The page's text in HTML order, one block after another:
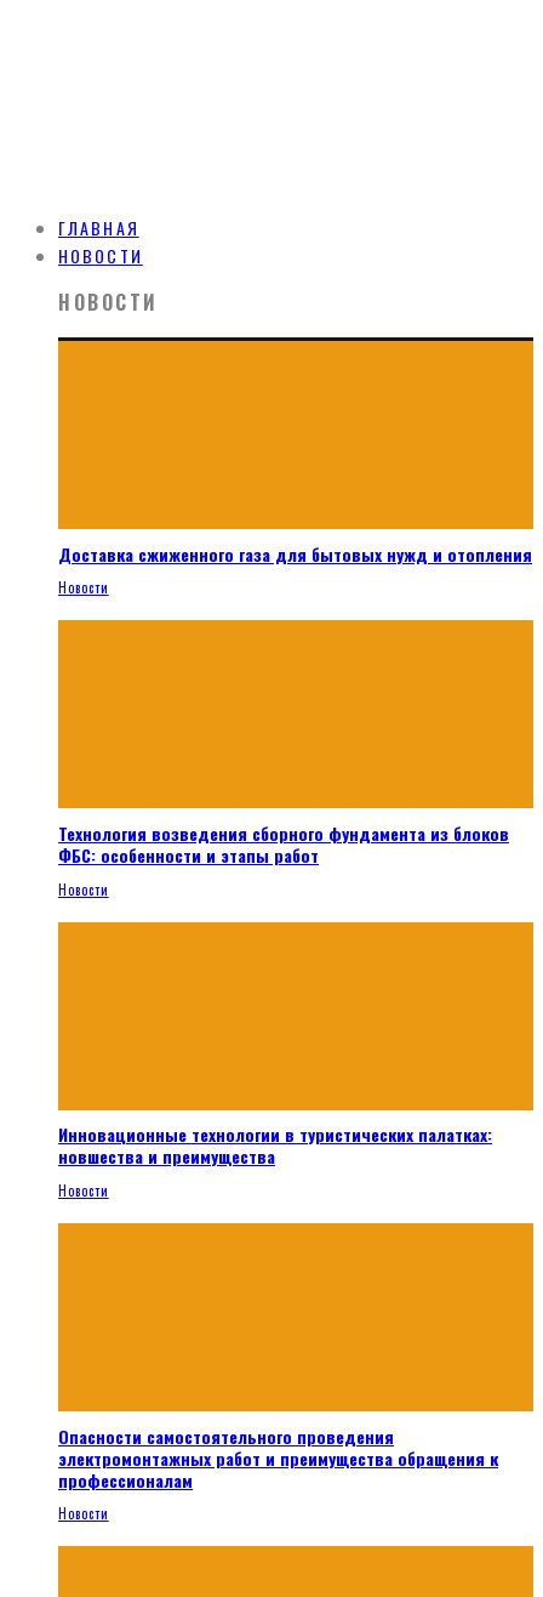
ГЛАВНАЯ
НОВОСТИ
НОВОСТИ
Доставка сжиженного газа для бытовых нужд и отопления
Новости
Технология возведения сборного фундамента из блоков
ФБС: особенности и этапы работ
Новости
Инновационные технологии в туристических палатках:
новшества и преимущества
Новости
Опасности самостоятельного проведения
электромонтажных работ и преимущества обращения к
профессионалам
Новости